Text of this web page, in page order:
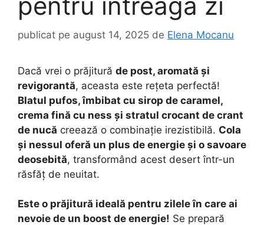
publicat pe august 14, 2025 de Elena Mocanu
Dacă vrei o prăjitură de post, aromată și
revigorantă, aceasta este rețeta perfectă!
Blatul pufos, îmbibat cu sirop de caramel,
crema fină cu ness și stratul crocant de crant
de nucă creează o combinație irezistibilă. Cola
și nessul oferă un plus de energie și o savoare
deosebită, transformând acest desert într-un
răsfăț de neuitat.
Este o prăjitură ideală pentru zilele în care ai
nevoie de un boost de energie! Se prepară